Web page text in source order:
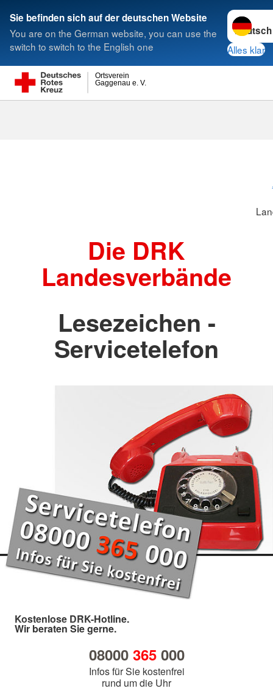
Sie befinden sich auf der deutschen Website
You are on the German website, you can use the
switch to switch to the English one
Sprache
Alles klar
Gaggenau e. V.
Ortsverein
Suche
Die DRK
Landesverbände
Lesezeichen -
Servicetelefon
Kostenlose DRK-Hotline.
Wir beraten Sie gerne.
08000 365000
Infos für Sie kostenfrei
rund um die Uhr